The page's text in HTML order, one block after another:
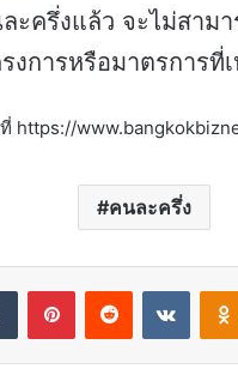
ะครึ่งแล้ว จะไม่สาม
การหรือมาตรการที่
https://
คนละครึ่ง
Tumblr PinterestReddit